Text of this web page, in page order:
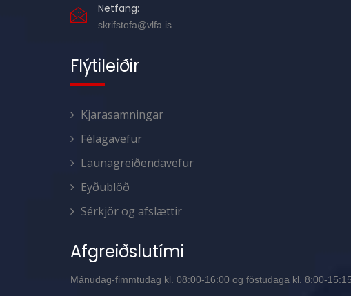
Netfang:
skrifstofa@vlfa.is
Flýtileiðir
Kjarasamningar
Félagavefur
Launagreiðendavefur
Eyðublöð
Sérkjör og afslættir
Afgreiðslutími
Mánudag-fimmtudag kl. 08:00-16:00 og föstudaga kl. 8:00-